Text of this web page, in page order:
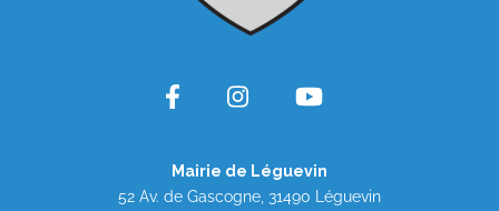
Mairie de Léguevin
52 Av. de Gascogne, 31490 Léguevin